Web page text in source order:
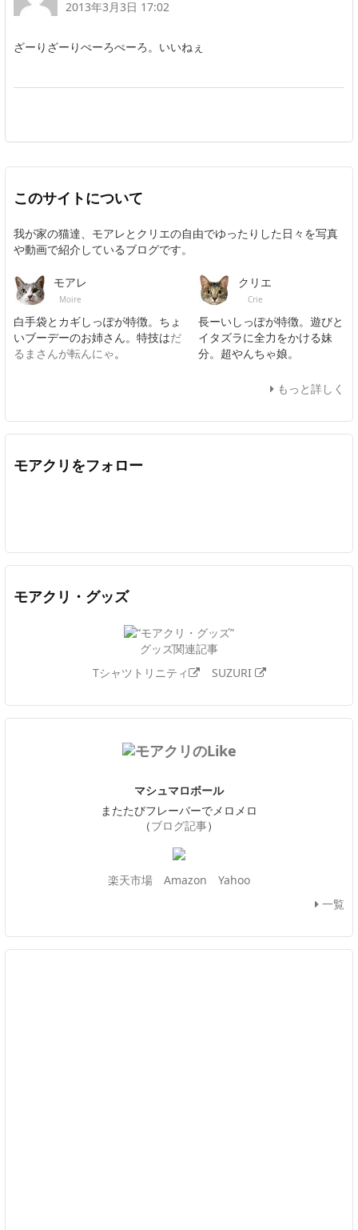
2013年3月3日 17:02
ざーりざーりぺーろぺーろ。いいねぇ
このサイトについて
我が家の猫達、モアレとクリエの自由でゆったりした日々を写真
や動画で紹介しているブログです。
モアレ
Moire
白手袋とカギしっぽが特徴。ちょ
いブーデーのお姉さん。特技はだ
るまさんが転んにゃ。
クリエ
Crie
長ーいしっぽが特徴。遊びと
イタズラに全力をかける妹
分。超やんちゃ娘。
もっと詳しく
モアクリをフォロー
モアクリ・グッズ
グッズ関連記事
Tシャツトリニティ
SUZURI
マシュマロボール
またたびフレーバーでメロメロ
（ブログ記事）
楽天市場 Amazon
Yahoo
一覧